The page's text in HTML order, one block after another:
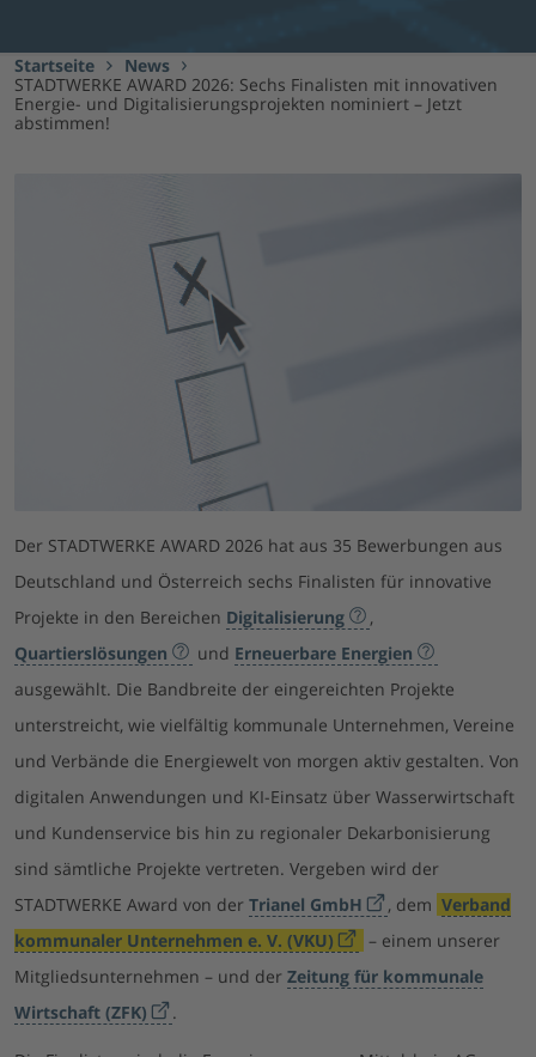
Startseite
News
STADTWERKE AWARD 2026: Sechs Finalisten mit innovativen
Energie- und Digitalisierungsprojekten nominiert – Jetzt
abstimmen!
Der STADTWERKE AWARD 2026 hat aus 35 Bewerbungen aus
Deutschland und Österreich sechs Finalisten für innovative
Projekte in den Bereichen Digitalisierung
,
Quartierslösungen
und Erneuerbare Energien
ausgewählt. Die Bandbreite der eingereichten Projekte
unterstreicht, wie vielfältig kommunale Unternehmen, Vereine
und Verbände die Energiewelt von morgen aktiv gestalten. Von
digitalen Anwendungen und KI-Einsatz über Wasserwirtschaft
und Kundenservice bis hin zu regionaler Dekarbonisierung
sind sämtliche Projekte vertreten. Vergeben wird der
STADTWERKE Award von der Trianel GmbH , dem Verband
kommunaler Unternehmen e. V. (VKU)
– einem unserer
Mitgliedsunternehmen – und der Zeitung für kommunale
Wirtschaft (ZFK)
.